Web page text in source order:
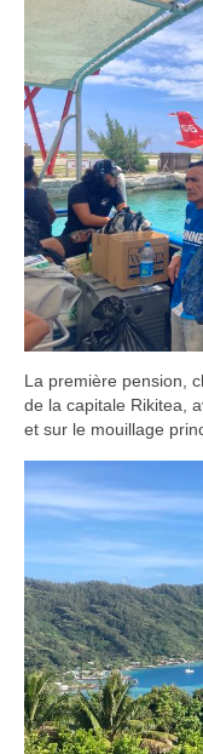
La première pension,
de la capitale Rikitea,
et sur le mouillage